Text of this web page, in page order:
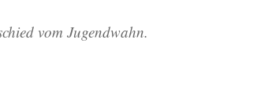
vom Jugendwahn.